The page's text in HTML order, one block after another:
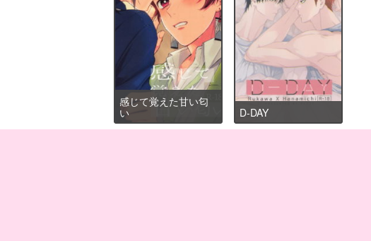
感じて覚えた甘い匂
い
D-DAY